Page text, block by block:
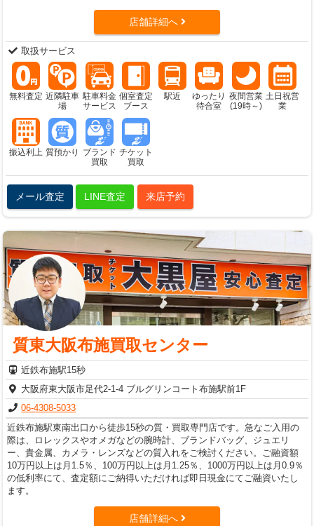
店舗詳細へ
取扱サービス
無料査定 近隣駐車
場
駐車料金
サービス
個室査定
ブース
駅近
ゆったり
待合室
夜間営業
(19時～)
土日祝営
業
振込利上 質預かり
ブランド
買取
チケット
買取
メール査定 LINE査定 来店予約
質東大阪布施買取センター
近鉄布施駅15秒
大阪府東大阪市足代2-1-4 ブルグリンコート布施駅前1F
06-4308-5033
近鉄布施駅東南出口から徒歩15秒の質・買取専門店です。急なご入用の
際は、ロレックスやオメガなどの腕時計、ブランドバッグ、ジュエリ
ー、貴金属、カメラ・レンズなどの質入れをご検討ください。ご融資額
10万円以上は月1.5％、100万円以上は月1.25％、1000万円以上は月0.9％
の低利率にて、査定額にご納得いただければ即日現金にてご融資いたし
ます。
店舗詳細へ